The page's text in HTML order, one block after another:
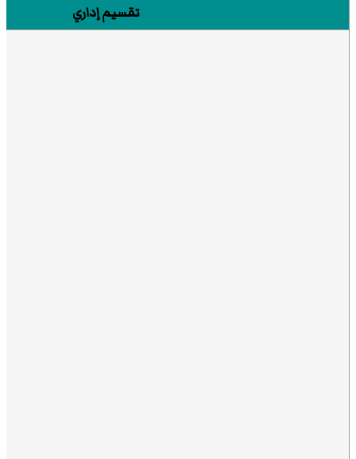
تقسيم إداري